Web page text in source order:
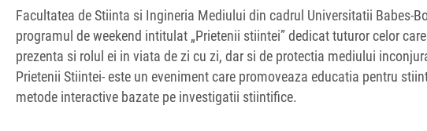
Facultatea de Stiinta si Ingineria Mediului din cadrul Universitatii Babes-
programul de weekend intitulat „Prietenii stiintei” dedicat tuturor celor
prezenta si rolul ei in viata de zi cu zi, dar si de protectia mediului
Prietenii Stiintei- este un eveniment care promoveaza educatia pentru
metode interactive bazate pe investigatii stiintifice.